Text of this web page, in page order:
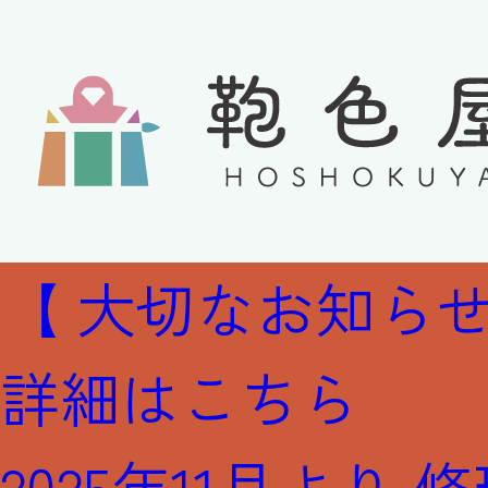
【 大切なお知ら
詳細はこちら